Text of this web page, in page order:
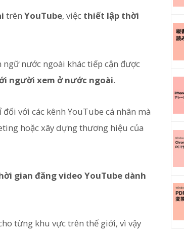
trên YouTube, việc thiết lập thời
nước ngoài khác tiếp cận được
người xem ở nước ngoài.
với các kênh YouTube cá nhân mà
hoặc xây dựng thương hiệu của
gian đăng video YouTube dành
từng khu vực trên thế giới, vì vậy